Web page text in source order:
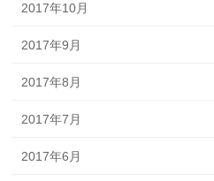
2017年10月
2017年9月
2017年8月
2017年7月
2017年6月